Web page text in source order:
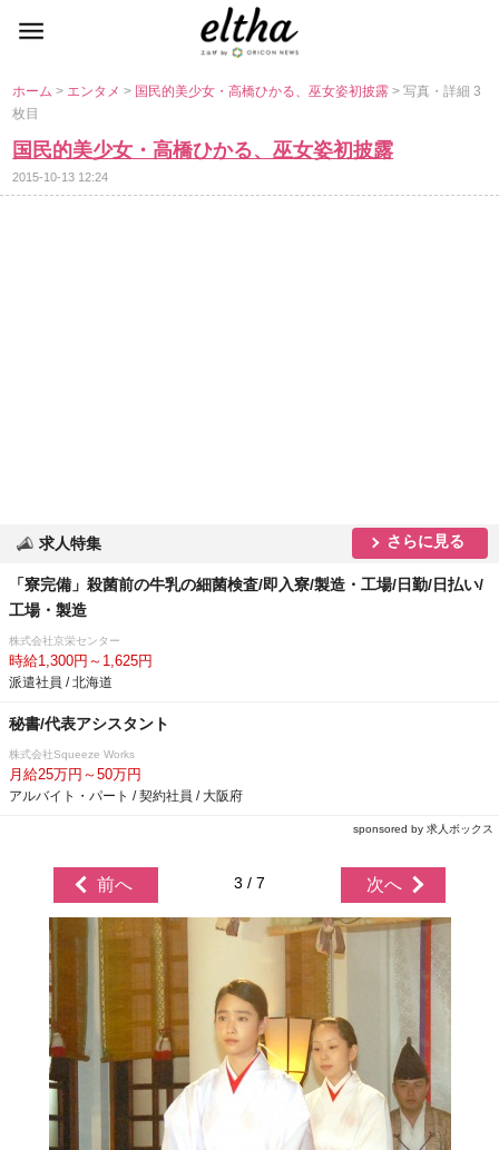
ホーム> エンタメ> 国民的美少女・高橋ひかる、巫女姿初披露> 写真・詳細 3
枚目
国民的美少女・高橋ひかる、巫女姿初披露
2015-10-13 12:24
求人特集 さらに見る
「寮完備」殺菌前の牛乳の細菌検査/即入寮/製造・工場/日勤/日払い/
工場・製造
株式会社京栄センター
時給1,300円～1,625円
派遣社員 / 北海道
秘書/代表アシスタント
株式会社Squeeze Works
月給25万円～50万円
アルバイト・パート / 契約社員 / 大阪府
sponsored by 求人ボックス
前へ 3 / 7 次へ